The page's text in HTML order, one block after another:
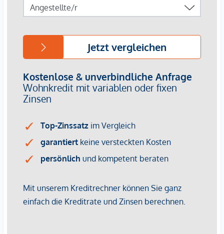
Kostentransparenz : Die ausgewiesenen Preise verstehen
Nebenkosten. Dazu zählen 3,5% Grunderwerbsteuer und
1,1% Grundbucheintragungsgebühr vom Gesamt-Kaufpreis
Vertragserrichtungsentgelt in Höhe von 1,5% vom Gesamt-
Kaufpreis (zzgl. USt und Barauslagen).
die ein Zuhause suchen, welches sowohl die Lebendigkeit
der Stadt als auch die Ruhe der Natur einfängt.
Hier wohnen Sie nicht nur – hier leben Sie auf.
*Der Vertrag kommt nicht mit der INFINA Credit Broker
GmbH zustande. Das Objekt wird von einem externen